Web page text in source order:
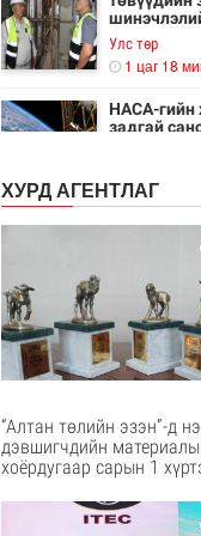
Улс төр
1 цаг 18
НАСА-гийн
задгай
2 цаг 33
Канадын
Дэлхийд
2 цаг 40
ЦАГ АГААР:
Байгаль
2 цагийн
зөрчлийг
системээр
ХУРД АГЕНТЛАГ
“Алтан төлийн эзэн”-д
дэвшигчдийн
хоёрдугаар сарын 1